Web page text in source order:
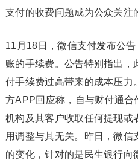
支付的收费问题成为公众关注
11月18日，微信支付发布公
账的手续费。公告特别指出，
付手续费过高带来的成本压力
方APP回应称，自与财付通
机构及其客户收取任何提现或
用调整与其无关。昨日，微信
的变化，针对的是民生银行